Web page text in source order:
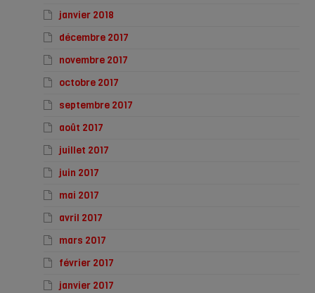
janvier 2018
décembre 2017
novembre 2017
octobre 2017
septembre 2017
août 2017
juillet 2017
juin 2017
mai 2017
avril 2017
mars 2017
février 2017
janvier 2017